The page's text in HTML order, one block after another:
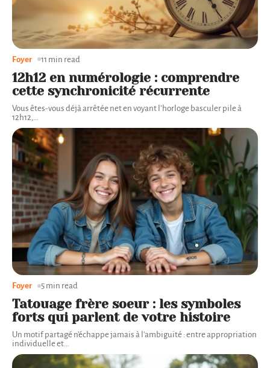
12h12 en numérologie : comprendre
cette synchronicité récurrente
Vous êtes-vous déjà arrêtée net en voyant l’horloge basculer pile à
12h12,
Foyer 11 min read
Tatouage frère soeur : les symboles
forts qui parlent de votre histoire
Un motif partagé n'échappe jamais à l'ambiguïté : entre appropriation
individuelle et…
Foyer 5 min read